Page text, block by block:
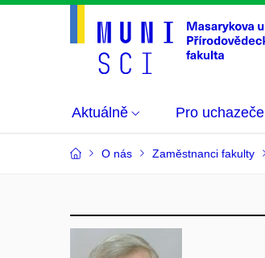
Aktuálně Pro uchazeče
O nás Zaměstnanci fakulty